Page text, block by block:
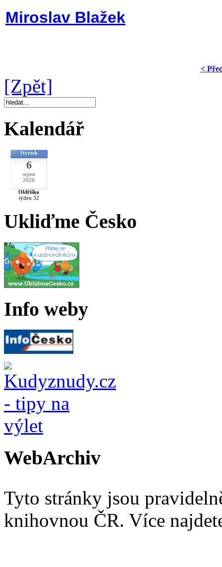
Miroslav Blažek
<
[Zpět]
Kalendář
čtvrtek
6
srpen
2026
Oldřiška
týden 32
Ukliďme Česko
Info weby
WebArchiv
Tyto stránky jsou
knihovnou ČR. Více